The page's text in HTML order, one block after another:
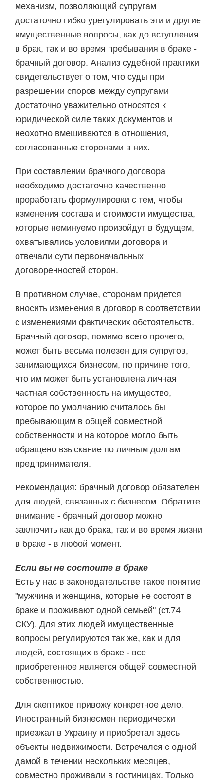
механизм, позволяющий супругам
достаточно гибко урегулировать эти и другие
имущественные вопросы, как до вступления
в брак, так и во время пребывания в браке -
брачный договор. Анализ судебной практики
свидетельствует о том, что суды при
разрешении споров между супругами
достаточно уважительно относятся к
юридической силе таких документов и
неохотно вмешиваются в отношения,
согласованные сторонами в них.
При составлении брачного договора
необходимо достаточно качественно
проработать формулировки с тем, чтобы
изменения состава и стоимости имущества,
которые неминуемо произойдут в будущем,
охватывались условиями договора и
отвечали сути первоначальных
договоренностей сторон.
В противном случае, сторонам придется
вносить изменения в договор в соответствии
с изменениями фактических обстоятельств.
Брачный договор, помимо всего прочего,
может быть весьма полезен для супругов,
занимающихся бизнесом, по причине того,
что им может быть установлена личная
частная собственность на имущество,
которое по умолчанию считалось бы
пребывающим в общей совместной
собственности и на которое могло быть
обращено взыскание по личным долгам
предпринимателя.
Рекомендация: брачный договор обязателен
для людей, связанных с бизнесом. Обратите
внимание - брачный договор можно
заключить как до брака, так и во время жизни
в браке - в любой момент.
Если вы не состоите в браке
Есть у нас в законодательстве такое понятие
"мужчина и женщина, которые не состоят в
браке и проживают одной семьей" (ст.74
СКУ). Для этих людей имущественные
вопросы регулируются так же, как и для
людей, состоящих в браке - все
приобретенное является общей совместной
собственностью.
Для скептиков привожу конкретное дело.
Иностранный бизнесмен периодически
приезжал в Украину и приобретал здесь
объекты недвижимости. Встречался с одной
дамой в течении нескольких месяцев,
совместно проживали в гостиницах. Только